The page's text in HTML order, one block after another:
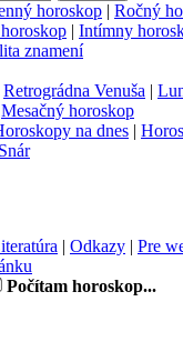
horoskop | Ročný
| Intímny
znamení
Retrográdna Venuša |
Mesačný horoskop
na dnes |
Snár
| Odkazy | Pre
Počítam horoskop...